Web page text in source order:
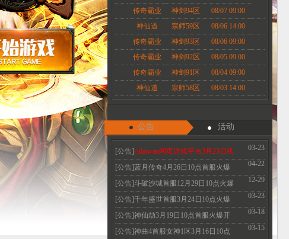
传奇霸业
神剑94区
08/07 09:00
神仙道
宗师59区
08/06 14:00
传奇霸业
神剑93区
08/06 09:00
传奇霸业
神剑92区
08/05 09:00
传奇霸业
神剑91区
08/04 09:00
神仙道
宗师58区 08/03 14:00
公告 活动
[公告]culaiwan网页游戏平台3月23日机
房维护公告
03-23
[公告]蓝月传奇4月26日10点首服火爆
开启 热血永恒
04-22
[公告]斗破沙城首服12月29日10点火爆
开启传奇新体
12-29
[公告]千年盛世首服3月24日10点火爆
开启
03-23
[公告]神仙劫3月19日10点首服火爆开
启 V3免费领取
03-18
[公告]神曲4首服女神1区3月16日10点
03-15